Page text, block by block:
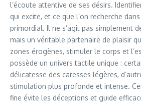
l’écoute attentive de ses désirs.
qui excite, et ce que l’on recherche
primordial. Il ne s’agit pas simplement
mais un véritable partenaire de plaisir
zones érogènes, stimuler le corps et
possède un univers tactile unique :
délicatesse des caresses légères,
stimulation plus profonde et intense.
fine évite les déceptions et guide